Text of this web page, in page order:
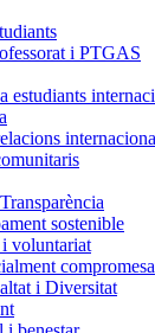
i PTGAS
estudiants
sostenible
voluntariat
compromesa
i Diversitat